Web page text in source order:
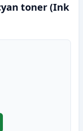
toner (Ink
718 (2661B002AA) cyan